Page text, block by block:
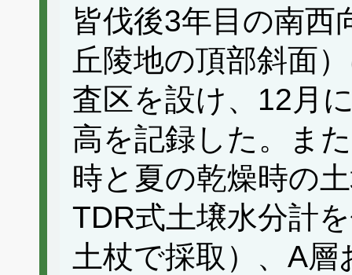
皆伐後3年目の南西
丘陵地の頂部斜面
査区を設け、12月
高を記録した。ま
時と夏の乾燥時の
TDR式土壌水分計
土杖で採取）、A